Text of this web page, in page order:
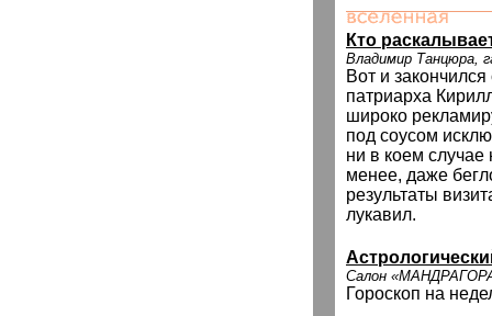
Кто
Владимир Танцюра,
Вот и
патриарха
широко
под соусом
ни в коем
менее, даже
результаты
лукавил.
Салон
Гороскоп на